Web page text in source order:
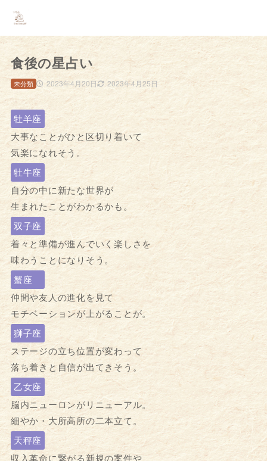
食後の星占い
2023年4月20日 2023年4月25日
未分類
牡羊座
大事なことがひと区切り着いて
気楽になれそう。
牡牛座
自分の中に新たな世界が
生まれたことがわかるかも。
双子座
着々と準備が進んでいく楽しさを
味わうことになりそう。
蟹座
仲間や友人の進化を見て
モチベーションが上がることが。
獅子座
ステージの立ち位置が変わって
落ち着きと自信が出てきそう。
乙女座
脳内ニューロンがリニューアル。
細やか・大所高所の二本立て。
天秤座
収入革命に繋がる新規の案件や